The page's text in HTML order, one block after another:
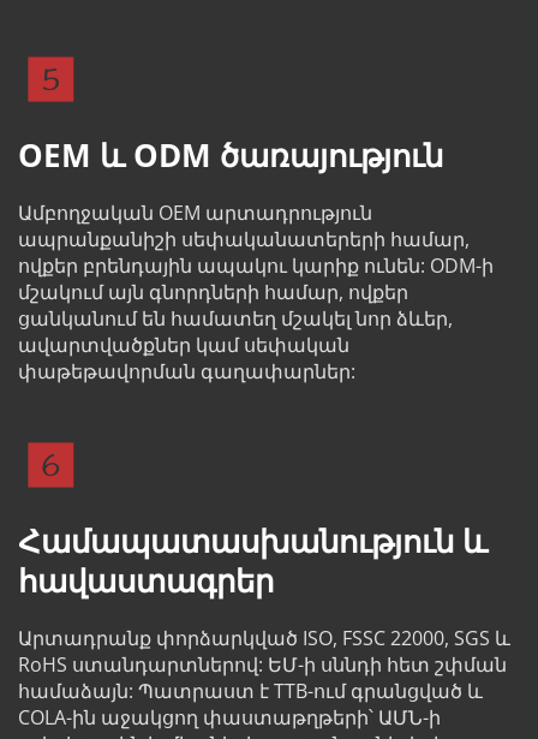
OEM և ODM ծառայություն
Ամբողջական OEM արտադրություն
ապրանքանիշի սեփականատերերի համար,
ովքեր բրենդային ապակու կարիք ունեն: ODM-ի
մշակում այն ​​գնորդների համար, ովքեր
ցանկանում են համատեղ մշակել նոր ձևեր,
ավարտվածքներ կամ սեփական
փաթեթավորման գաղափարներ:
Համապատասխանություն և
հավաստագրեր
Արտադրանք փորձարկված ISO, FSSC 22000, SGS և
RoHS ստանդարտներով: ԵՄ-ի սննդի հետ շփման
համաձայն: Պատրաստ է TTB-ում գրանցված և
COLA-ին աջակցող փաստաթղթերի՝ ԱՄՆ-ի